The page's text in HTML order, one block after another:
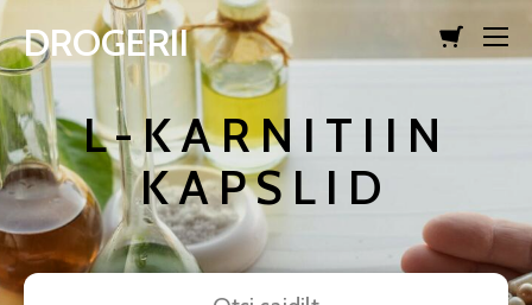
lisati ostukorvi. Vaata ostukorvi
DROGERII
L-KARNITIIN
KAPSLID